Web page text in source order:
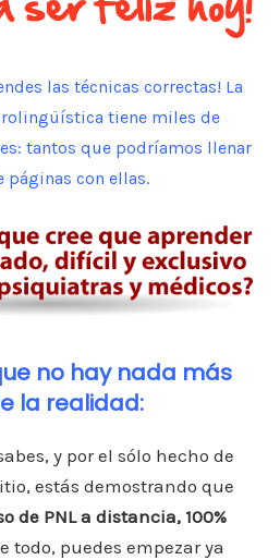
n
las técnicas correctas! La
tiene miles de
tantos que podríamos llenar
páginas con ellas.
no hay nada más
la realidad:
y por el sólo hecho de
estás demostrando que
de PNL a distancia, 100%
todo, puedes empezar ya